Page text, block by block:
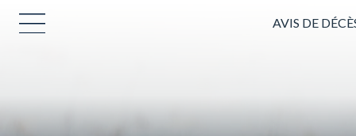
AVIS DE